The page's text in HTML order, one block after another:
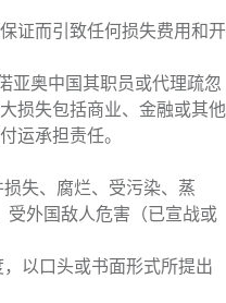
证而引致任何损失费用和开
亚奥中国其职员或代理疏忽
损失包括商业、金融或其他
运承担责任。
失、腐烂、受污染、蒸
外国敌人危害（已宣战或
以口头或书面形式所提出